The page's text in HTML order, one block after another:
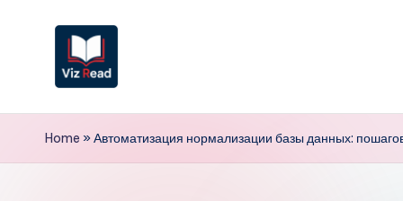
V
iz
Home »Автоматизация нормализации базы данных: